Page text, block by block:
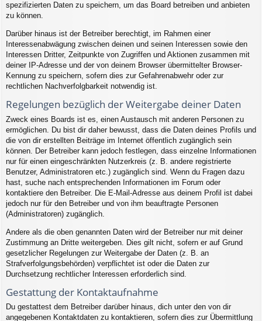
spezifizierten Daten zu speichern, um das Board betreiben und anbieten
zu können.
Darüber hinaus ist der Betreiber berechtigt, im Rahmen einer
Interessenabwägung zwischen deinen und seinen Interessen sowie den
Interessen Dritter, Zeitpunkte von Zugriffen und Aktionen zusammen mit
deiner IP-Adresse und der von deinem Browser übermittelter Browser-
Kennung zu speichern, sofern dies zur Gefahrenabwehr oder zur
rechtlichen Nachverfolgbarkeit notwendig ist.
Regelungen bezüglich der Weitergabe deiner Daten
Zweck eines Boards ist es, einen Austausch mit anderen Personen zu
ermöglichen. Du bist dir daher bewusst, dass die Daten deines Profils und
die von dir erstellten Beiträge im Internet öffentlich zugänglich sein
können. Der Betreiber kann jedoch festlegen, dass einzelne Informationen
nur für einen eingeschränkten Nutzerkreis (z. B. andere registrierte
Benutzer, Administratoren etc.) zugänglich sind. Wenn du Fragen dazu
hast, suche nach entsprechenden Informationen im Forum oder
kontaktiere den Betreiber. Die E-Mail-Adresse aus deinem Profil ist dabei
jedoch nur für den Betreiber und von ihm beauftragte Personen
(Administratoren) zugänglich.
Andere als die oben genannten Daten wird der Betreiber nur mit deiner
Zustimmung an Dritte weitergeben. Dies gilt nicht, sofern er auf Grund
gesetzlicher Regelungen zur Weitergabe der Daten (z. B. an
Strafverfolgungsbehörden) verpflichtet ist oder die Daten zur
Durchsetzung rechtlicher Interessen erforderlich sind.
Gestattung der Kontaktaufnahme
Du gestattest dem Betreiber darüber hinaus, dich unter den von dir
angegebenen Kontaktdaten zu kontaktieren, sofern dies zur Übermittlung